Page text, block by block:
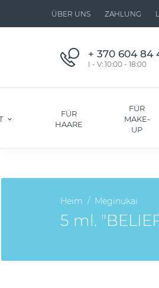
ÜBER UNS ZAHLUNG
+ 370 604 84
I - V: 10:00 - 18:00
FÜR
HAARE
FÜR
MAKE-
UP
Heim Mėginukai
5 ml.